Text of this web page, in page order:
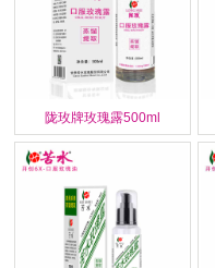
陇玫牌玫瑰露500ml